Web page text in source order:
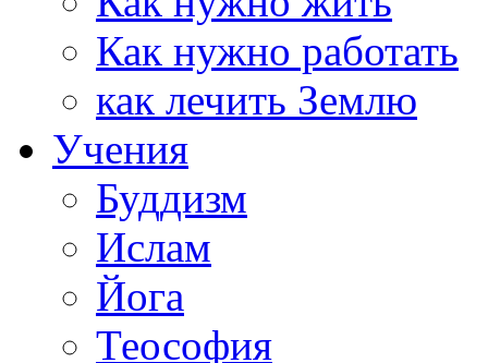
Как нужно работать
как лечить Землю
Учения
Буддизм
Ислам
Йога
Теософия